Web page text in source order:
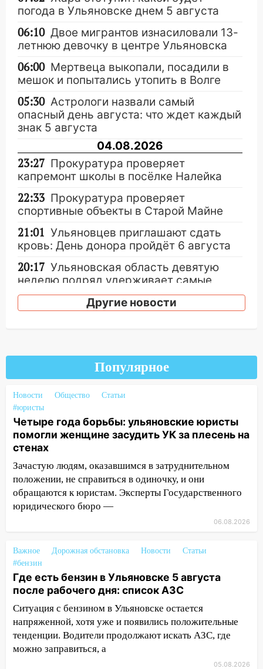
погода в Ульяновске днем 5 августа
06:10 Двое мигрантов изнасиловали 13-
летнюю девочку в центре Ульяновска
06:00 Мертвеца выкопали, посадили в
мешок и попытались утопить в Волге
05:30 Астрологи назвали самый
опасный день августа: что ждет каждый
знак 5 августа
04.08.2026
23:27 Прокуратура проверяет
капремонт школы в посёлке Налейка
22:33 Прокуратура проверяет
спортивные объекты в Старой Майне
21:01 Ульяновцев приглашают сдать
кровь: День донора пройдёт 6 августа
20:17 Ульяновская область девятую
неделю подряд удерживает самые
низкие цены на подсолнечное масло
19:33 Коровы-рекордсменки: в
В Ульяновской области до конца
года благоустроят 20 родников
17:27
В Ульяновской области 114 детей-
сирот получили жильё с начала года
16:43 Дорожный сезон перевалил за
экватор: в Ульяновской области
16:31 В Ульяновской области
капитально отремонтируют 101
многоквартирный дом
Прогноз погоды в Ульяновской
16:20
не защищены от лесных пожаров
16:12 Пуля пробила окно квартиры на
16-м этаже в Ульяновске
16:10 Прокуратура потребовала
усилить борьбу со свалками в
Инзенском районе
Другие новости
Популярное
Новости Общество
Статьи
#юристы
Четыре года борьбы: ульяновские юристы
помогли женщине засудить УК за плесень на
стенах
Зачастую людям, оказавшимся в затруднительном
положении, не справиться в одиночку, и они
обращаются к юристам. Эксперты Государственного
юридического бюро —
06.08.2026
Важное Дорожная обстановка Новости
Статьи
#бензин
Где есть бензин в Ульяновске 5 августа
после рабочего дня: список АЗС
Ситуация с бензином в Ульяновске остается
напряженной, хотя уже и появились положительные
тенденции. Водители продолжают искать АЗС, где
можно заправиться, а
05.08.2026